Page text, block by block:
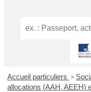
Accueil particuliers >
allocations (AAH, AEEH)